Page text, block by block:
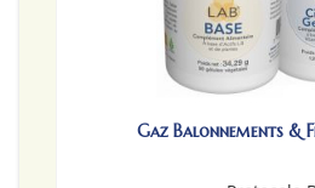
Gaz Balonnements &